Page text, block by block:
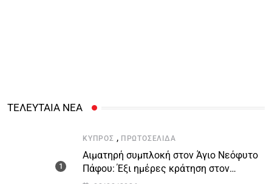
ΤΕΛΕΥΤΑΙΑ ΝΕΑ
ΚΎΠΡΟΣ , ΠΡΩΤΟΣΈΛΙΔΑ
Αιματηρή συμπλοκή στον Άγιο Νεόφυτο
Πάφου: Έξι ημέρες κράτηση στον